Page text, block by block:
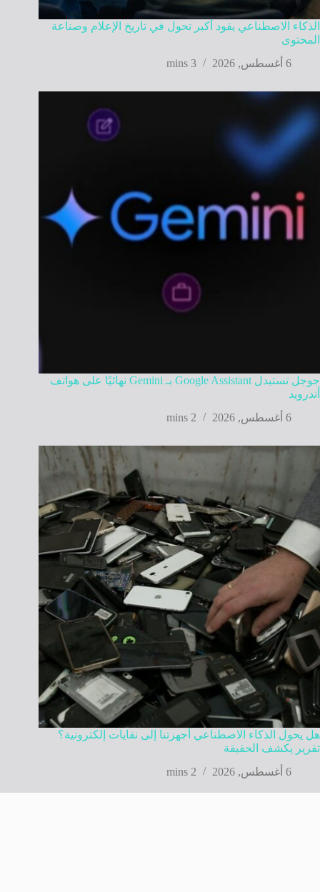
الذكاء الاصطناعي يقود أكبر تحول في تاريخ الإعلام وصناعة
المحتوى
6 أغسطس, 2026
3 mins
جوجل تستبدل Google Assistant بـ Gemini نهائيًا على هواتف
أندرويد
6 أغسطس, 2026
2 mins
هل يحول الذكاء الاصطناعي أجهزتنا إلى نفايات إلكترونية؟
تقرير يكشف الحقيقة
6 أغسطس, 2026
2 mins